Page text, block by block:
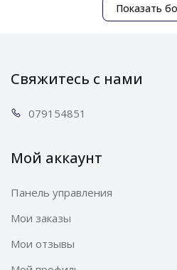
нагрузку с запястья.
поворачиваются на 360 градусов
поверхности, прочны и долговечны.
Показать
Свяжитесь с нами
0791 54851
Мой аккаунт
Панель управления
Мои заказы
Мои отзывы